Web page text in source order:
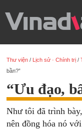
Thư viện / Lịch sử · Chính trị /
bần?”
“Ưu đạo,
Như tôi đã trình
nên đồng hóa nó